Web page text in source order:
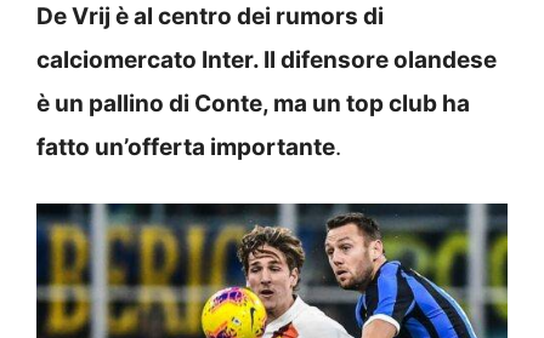
De Vrij è al centro dei rumors di
calciomercato Inter. Il difensore olandese
è un pallino di Conte, ma un top club ha
fatto un’offerta importante.